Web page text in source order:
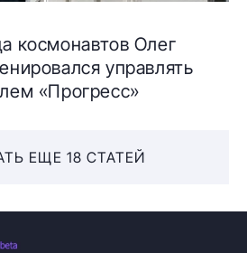
космонавтов Олег
управлять
«Прогресс»
ЕЩЕ 18 СТАТЕЙ